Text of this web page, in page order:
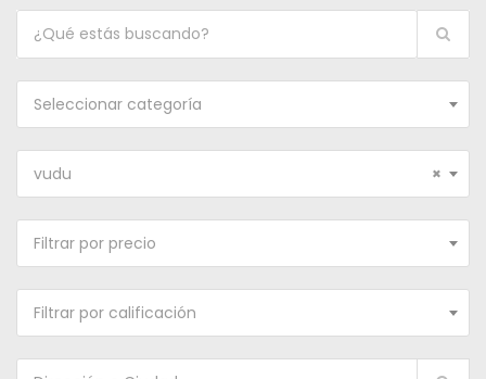
Seleccionar categoría
×
vudu
Filtrar por precio
Filtrar por calificación